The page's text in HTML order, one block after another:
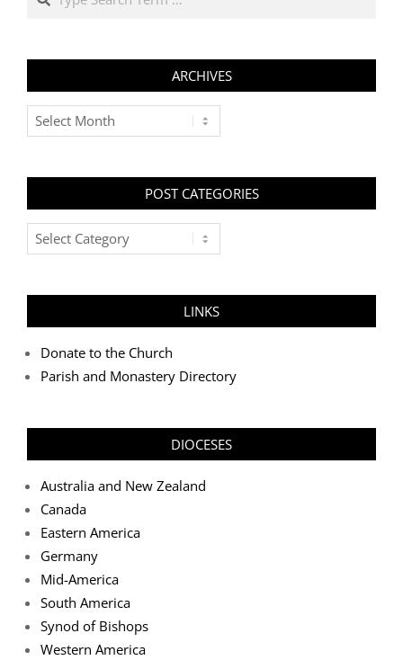
ARCHIVES
Archives
POST CATEGORIES
Post
Categories
LINKS
Donate to the Church
Parish and Monastery Directory
DIOCESES
Australia and New Zealand
Canada
Eastern America
Germany
Mid-America
South America
Synod of Bishops
Western America